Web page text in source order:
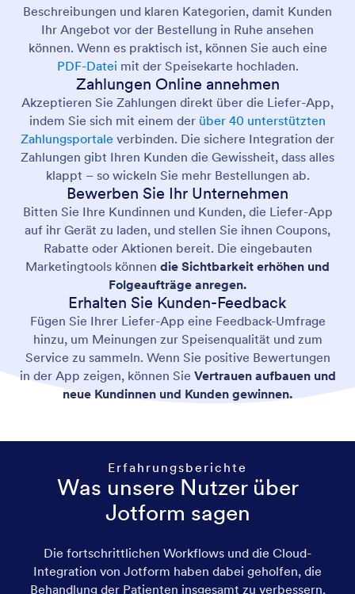
Beschreibungen und klaren Kategorien, damit Kunden
Ihr Angebot vor der Bestellung in Ruhe ansehen
können. Wenn es praktisch ist, können Sie auch eine
PDF-Datei mit der Speisekarte hochladen.
Zahlungen Online annehmen
Akzeptieren Sie Zahlungen direkt über die Liefer-App,
indem Sie sich mit einem der über 40 unterstützten
Zahlungsportale verbinden. Die sichere Integration der
Zahlungen gibt Ihren Kunden die Gewissheit, dass alles
klappt – so wickeln Sie mehr Bestellungen ab.
Bewerben Sie Ihr Unternehmen
Bitten Sie Ihre Kundinnen und Kunden, die Liefer-App
auf ihr Gerät zu laden, und stellen Sie ihnen Coupons,
Rabatte oder Aktionen bereit. Die eingebauten
Marketingtools können die Sichtbarkeit erhöhen und
Folgeaufträge anregen.
Erhalten Sie Kunden-Feedback
Fügen Sie Ihrer Liefer-App eine Feedback-Umfrage
hinzu, um Meinungen zur Speisenqualität und zum
Service zu sammeln. Wenn Sie positive Bewertungen
in der App zeigen, können Sie Vertrauen aufbauen und
neue Kundinnen und Kunden gewinnen.
Erfahrungsberichte
Was unsere Nutzer über
Jotform sagen
Die fortschrittlichen Workflows und die Cloud-
Integration von Jotform haben dabei geholfen, die
Behandlung der Patienten insgesamt zu verbessern.